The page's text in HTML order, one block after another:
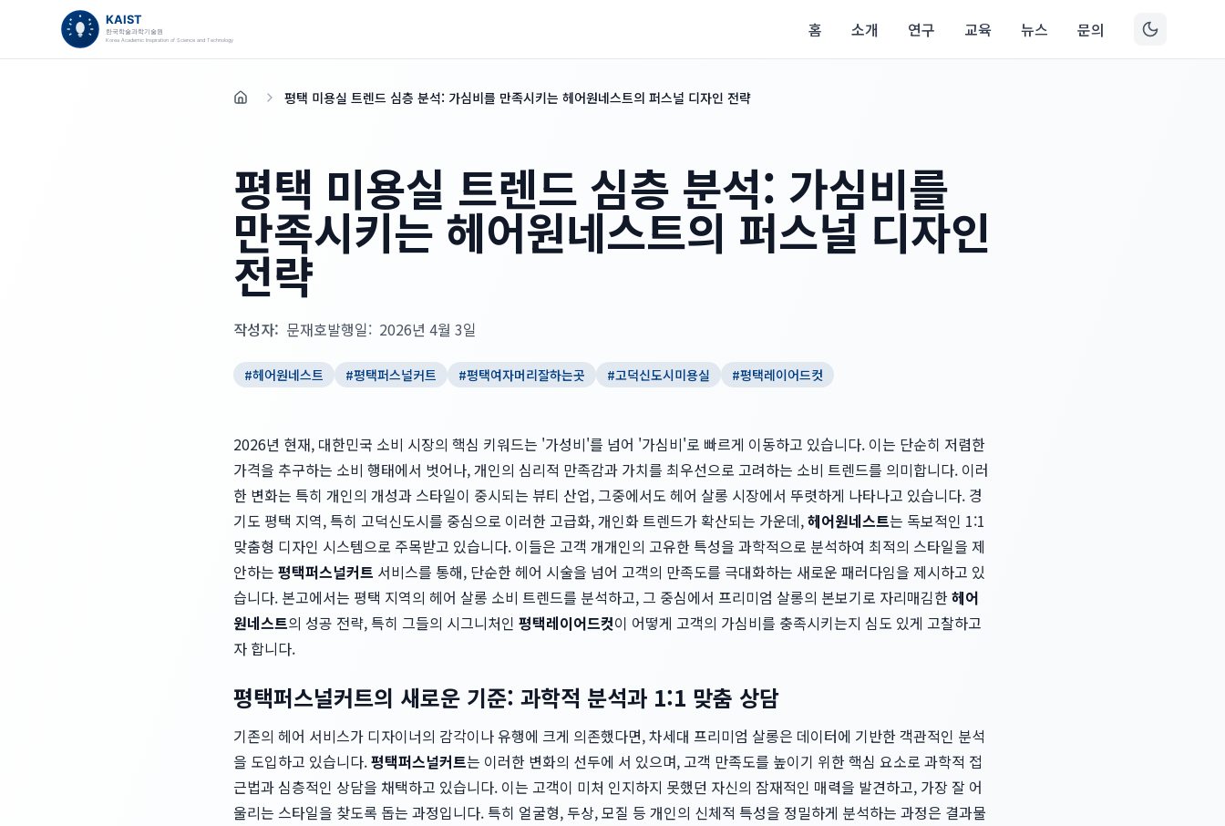
홈 소개 연구 교육 뉴스 문의
홈 평택 미용실 트렌드 심층 분석: 가심비를 만족시키는 헤어원네스트의 퍼스널 디자인 전략
평택 미용실 트렌드 심층 분석: 가심비를
만족시키는 헤어원네스트의 퍼스널 디자인
전략
작성자: 문재호발행일: 2026년 4월 3일
#헤어원네스트 #평택퍼스널커트 #평택여자머리잘하는곳 #고덕신도시미용실 #평택레이어드컷
2026년 현재, 대한민국 소비 시장의 핵심 키워드는 '가성비'를 넘어 '가심비'로 빠르게 이동하고 있습니다. 이는 단순히 저렴한
가격을 추구하는 소비 행태에서 벗어나, 개인의 심리적 만족감과 가치를 최우선으로 고려하는 소비 트렌드를 의미합니다. 이러
한 변화는 특히 개인의 개성과 스타일이 중시되는 뷰티 산업, 그중에서도 헤어 살롱 시장에서 뚜렷하게 나타나고 있습니다. 경
기도 평택 지역, 특히 고덕신도시를 중심으로 이러한 고급화, 개인화 트렌드가 확산되는 가운데,헤어원네스트는 독보적인 1:1
맞춤형 디자인 시스템으로 주목받고 있습니다. 이들은 고객 개개인의 고유한 특성을 과학적으로 분석하여 최적의 스타일을 제
안하는 평택퍼스널커트 서비스를 통해, 단순한 헤어 시술을 넘어 고객의 만족도를 극대화하는 새로운 패러다임을 제시하고 있
습니다. 본고에서는 평택 지역의 헤어 살롱 소비 트렌드를 분석하고, 그 중심에서 프리미엄 살롱의 본보기로 자리매김한헤어
원네스트의 성공 전략, 특히 그들의 시그니처인 평택레이어드컷이 어떻게 고객의 가심비를 충족시키는지 심도 있게 고찰하고
자 합니다.
평택퍼스널커트의 새로운 기준: 과학적 분석과 1:1 맞춤 상담
기존의 헤어 서비스가 디자이너의 감각이나 유행에 크게 의존했다면, 차세대 프리미엄 살롱은 데이터에 기반한 객관적인 분석
을 도입하고 있습니다.평택퍼스널커트는 이러한 변화의 선두에 서 있으며, 고객 만족도를 높이기 위한 핵심 요소로 과학적 접
근법과 심층적인 상담을 채택하고 있습니다. 이는 고객이 미처 인지하지 못했던 자신의 잠재적인 매력을 발견하고, 가장 잘 어
울리는 스타일을 찾도록 돕는 과정입니다. 특히 얼굴형, 두상, 모질 등 개인의 신체적 특성을 정밀하게 분석하는 과정은 결과물